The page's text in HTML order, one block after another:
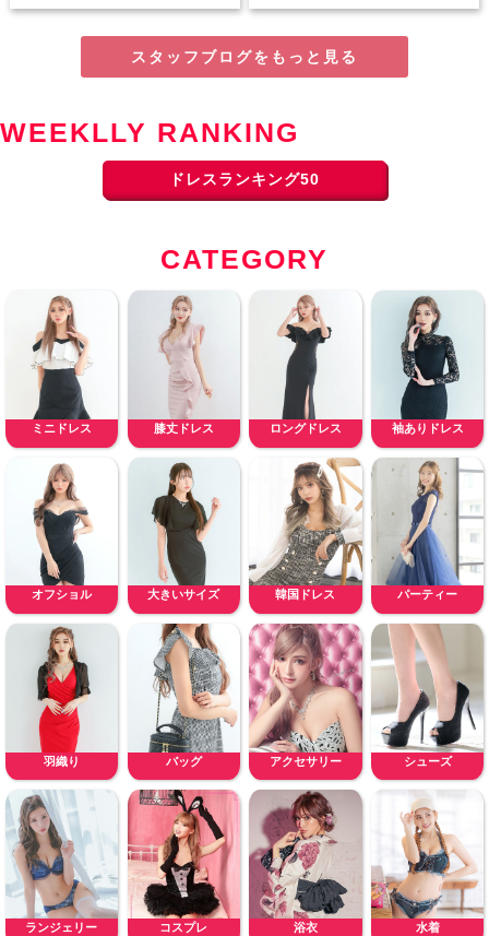
スタッフブログをもっと見る
WEEKLLY RANKING
ドレスランキング50
CATEGORY
ミニドレス 膝丈ドレス ロングドレス 袖ありドレス
オフショル 大きいサイズ 韓国ドレス パーティー
羽織り バッグ アクセサリー シューズ
ランジェリー コスプレ 浴衣 水着